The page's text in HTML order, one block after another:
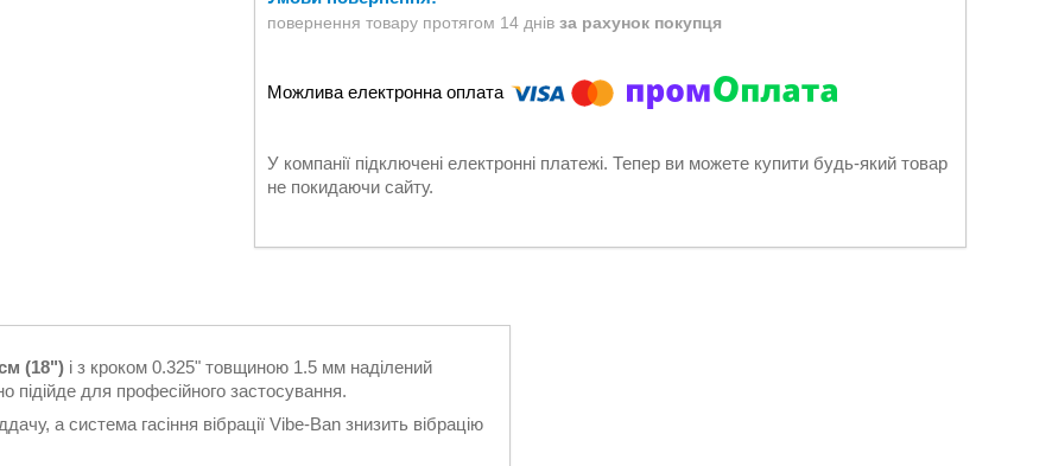
повернення товару протягом 14 днів за рахунок покупця
У компанії підключені електронні платежі. Тепер ви можете купити будь-який товар
не покидаючи сайту.
(18") і з кроком 0.325" товщиною 1.5 мм наділений
підійде для професійного застосування.
а система гасіння вібрації Vibe-Ban знизить вібрацію